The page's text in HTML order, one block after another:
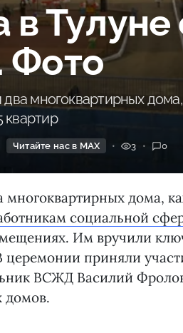
Тулуне
два многоквартирных
квартир
Читайте нас в MAX 3 0
многоквартирных дома,
социальной
Им вручили
церемонии приняли
ВСЖД Василий
домов.